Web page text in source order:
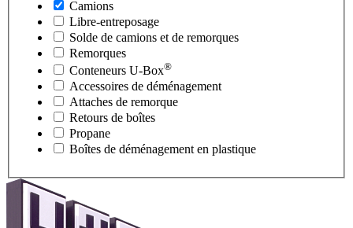
Camions
Libre-entreposage
Solde de camions et de remorques
Remorques
Conteneurs U-Box®
Accessoires de déménagement
Attaches de remorque
Retours de boîtes
Propane
Boîtes de déménagement en plastique